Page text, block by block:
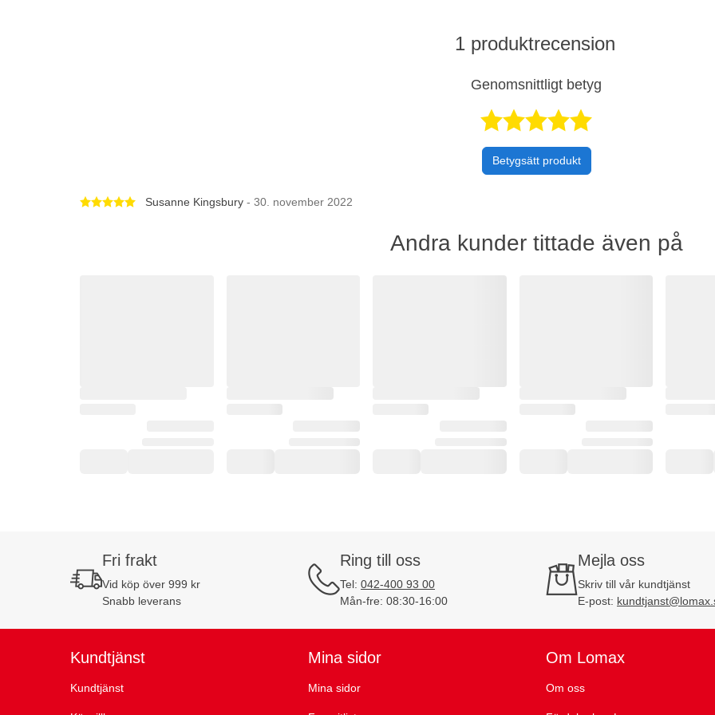
1 produktrecension
Genomsnittligt betyg
Betygsatt 5
Betygsätt produkt
Betygsatt 5 av 5 stjärnor
Susanne Kingsbury - 30. november 2022
Andra kunder tittade även på
Fri frakt
Vid köp över 999 kr
Snabb leverans
Ring till oss
Tel: 042-400 93 00
Mån-fre: 08:30-16:00
Mejla oss
Skriv till vår kundtjänst
E-post:
Kundtjänst
Kundtjänst
Mina sidor
Mina sidor
Om Lomax
Om oss